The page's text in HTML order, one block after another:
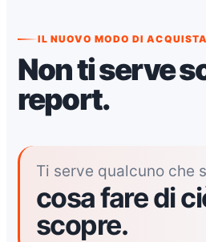
IL NUOVO MODO DI
Non ti serve
report.
Ti serve qualcuno che
cosa fare di
scopre.